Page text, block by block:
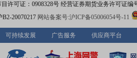
许可证：0908328号 经营证券期货业务许可证编
20070217 网站备案号:沪ICP备05006054号-11
可持续发展 广告服务 供应商平台